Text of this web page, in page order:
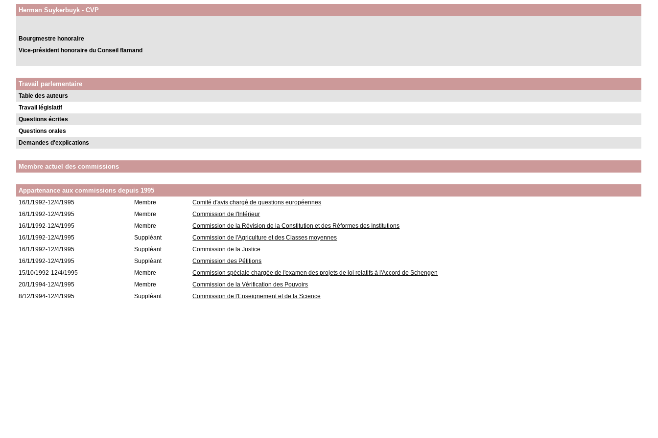
Herman Suykerbuyk - CVP
Bourgmestre honoraire
Vice-président honoraire du Conseil flamand
Travail parlementaire
Table des auteurs
Travail législatif
Questions écrites
Questions orales
Demandes d'explications
Membre actuel des commissions
Appartenance aux commissions depuis 1995
16/1/1992-12/4/1995 Membre
Comité d'avis chargé de questions européennes
16/1/1992-12/4/1995
Membre
Commission de l'Intérieur
16/1/1992-12/4/1995
Membre
Commission de la Révision de la Constitution et des Réformes des Institutions
16/1/1992-12/4/1995
Suppléant
Commission de l'Agriculture et des Classes moyennes
16/1/1992-12/4/1995
Suppléant
Commission de la Justice
16/1/1992-12/4/1995
Suppléant
Commission des Pétitions
15/10/1992-12/4/1995
Membre
Commission spéciale chargée de l'examen des projets de loi relatifs à l'Accord de Schengen
20/1/1994-12/4/1995
Membre
Commission de la Vérification des Pouvoirs
8/12/1994-12/4/1995
Suppléant Commission de l'Enseignement et de la Science